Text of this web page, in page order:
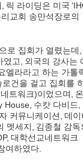
릭 라이딩은 미국
교회 송만석장로의
로 집회가 열렸는데
였고
외국의 강사는
엘라라고 하는 가톨
로건을 걸고 집회를
트워크)이었으며
House, 수캇 다비드
커뮤니케이션 데이
멧세지
김종철 감독
대학선교네트워크
여하였다